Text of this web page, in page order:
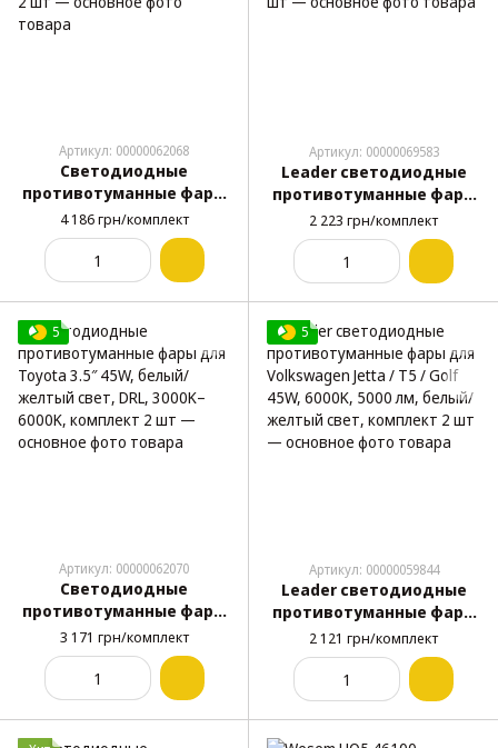
Артикул: 00000062068
Светодиодные
противотуманные фары
для Nissan X-Trail /
Qashqai / Rogue 60W,
6000K, комплект 2 шт
4 186 грн/комплект
Артикул: 00000069583
Leader светодиодные
противотуманные фары
для Skoda Octavia A5
рестайлинг 2008-2013
45W, комплект 2 шт
2 223 грн/комплект
5
Артикул: 00000062070
Светодиодные
противотуманные фары
для Toyota 3.5″ 45W,
белый/желтый свет, DRL,
3000K–6000K, комплект 2
шт
3 171 грн/комплект
5
Артикул: 00000059844
Leader светодиодные
противотуманные фары
для Volkswagen Jetta / T5
/ Golf 45W, 6000K, 5000 лм,
белый/желтый свет,
комплект 2 шт
2 121 грн/комплект